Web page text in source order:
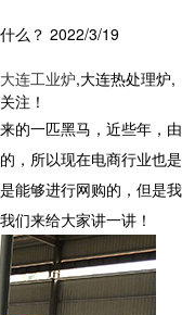
么？ 2022/3/19
大连工业炉,大连热处理炉,
注！
的一匹黑马，近些年，由
，所以现在电商行业也是
能够进行网购的，但是我
们来给大家讲一讲！